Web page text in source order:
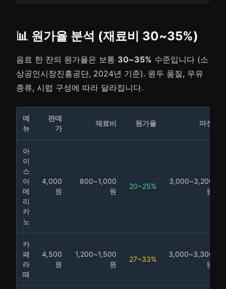
📊 원가율 분석 (재료비 30~35%)
음료 한 잔의 원가율은 보통 30~35% 수준입니다 (소
상공인시장진흥공단, 2024년 기준). 원두 품질, 우유
종류, 시럽 구성에 따라 달라집니다.
메
뉴
판매
가
재료비 원가율 마진
아
이
스
아
메
리
카
노
4,000
원
800~1,000
원
20~25%
3,000~3,200
원
카
페
라
떼
4,500
원
1,200~1,500
원
27~33%
3,000~3,300
원